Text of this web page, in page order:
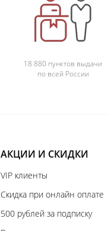
18 880 пунктов выдачи
по всей России
АКЦИИ И СКИДКИ
VIP клиенты
Скидка при онлайн оплате
500 рублей за подписку